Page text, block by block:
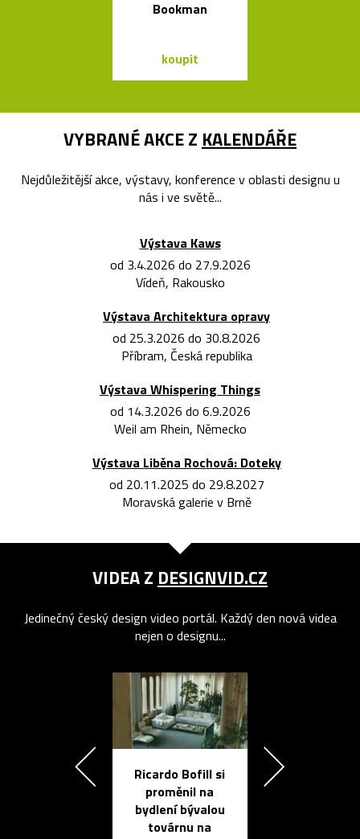
Bookman
koupit
VYBRANÉ AKCE Z KALENDÁŘE
Nejdůležitější akce, výstavy, konference v oblasti designu u
nás i ve světě...
Výstava Kaws
od 3.4.2026 do 27.9.2026
Vídeň, Rakousko
Výstava Architektura opravy
od 25.3.2026 do 30.8.2026
Příbram, Česká republika
Výstava Whispering Things
od 14.3.2026 do 6.9.2026
Weil am Rhein, Německo
Výstava Liběna Rochová: Doteky
od 20.11.2025 do 29.8.2027
Moravská galerie v Brně
VIDEA Z DESIGNVID.CZ
Jedinečný český design video portál. Každý den nová videa
nejen o designu...
Ricardo Bofill si
proměnil na
bydlení bývalou
továrnu na